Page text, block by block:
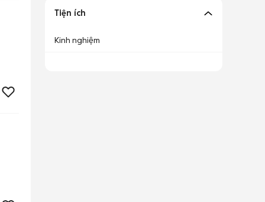
Tiện ích
Kinh nghiệm